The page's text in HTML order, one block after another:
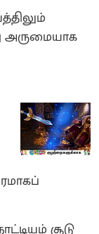
அருமையாக
சூடு